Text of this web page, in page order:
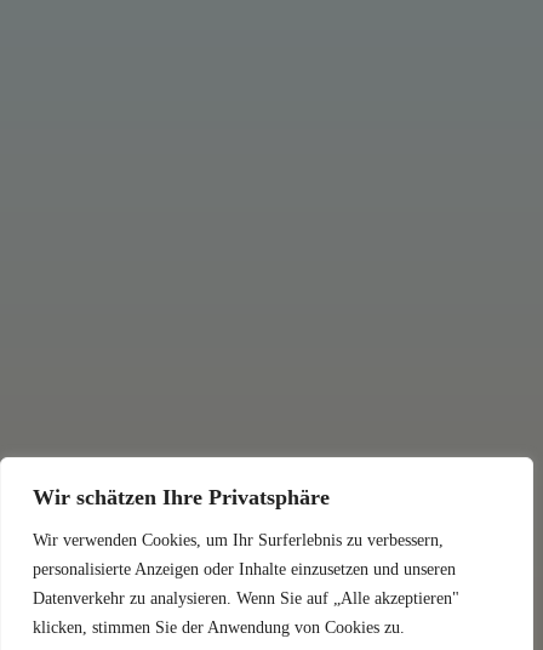
Wir schätzen Ihre Privatsphäre
Wir verwenden Cookies, um Ihr Surferlebnis zu verbessern,
personalisierte Anzeigen oder Inhalte einzusetzen und unseren
Datenverkehr zu analysieren. Wenn Sie auf „Alle akzeptieren"
klicken, stimmen Sie der Anwendung von Cookies zu.